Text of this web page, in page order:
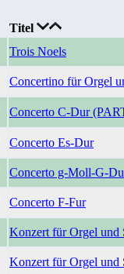
Titel
Trois Noels
Concertino für Orgel
Concerto C-Dur
Concerto Es-Dur
Concerto g-Moll-G-
Concerto F-Fur
Konzert für Orgel und
Konzert für Orgel und